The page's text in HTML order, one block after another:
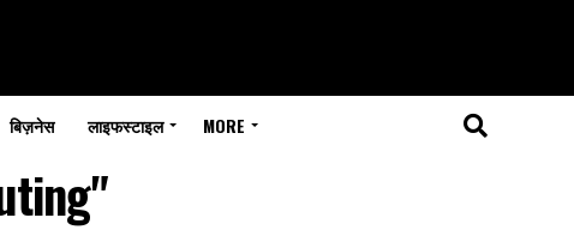
बिज़नेस लाइफस्टाइल MORE